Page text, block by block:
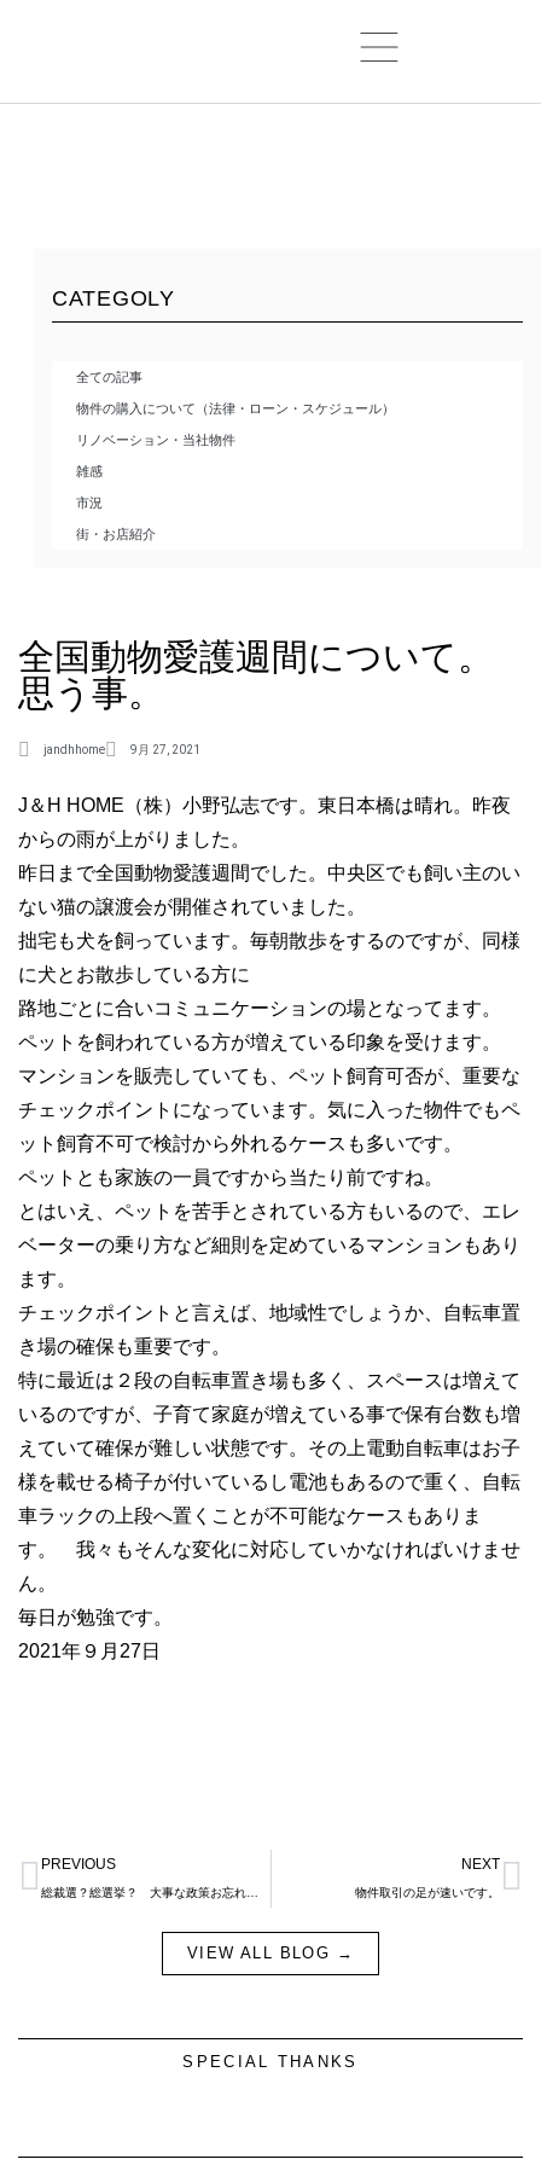
全国動物愛護週間について。
思う事。
jandhhome 9月 27, 2021
J＆H HOME（株）小野弘志です。東日本橋は晴れ。昨夜
からの雨が上がりました。
昨日まで全国動物愛護週間でした。中央区でも飼い主のい
ない猫の譲渡会が開催されていました。
拙宅も犬を飼っています。毎朝散歩をするのですが、同様
に犬とお散歩している方に
路地ごとに合いコミュニケーションの場となってます。
ペットを飼われている方が増えている印象を受けます。
マンションを販売していても、ペット飼育可否が、重要な
チェックポイントになっています。気に入った物件でもペ
ット飼育不可で検討から外れるケースも多いです。
ペットとも家族の一員ですから当たり前ですね。
とはいえ、ペットを苦手とされている方もいるので、エレ
ベーターの乗り方など細則を定めているマンションもあり
ます。
チェックポイントと言えば、地域性でしょうか、自転車置
き場の確保も重要です。
特に最近は２段の自転車置き場も多く、スペースは増えて
いるのですが、子育て家庭が増えている事で保有台数も増
えていて確保が難しい状態です。その上電動自転車はお子
様を載せる椅子が付いているし電池もあるので重く、自転
車ラックの上段へ置くことが不可能なケースもありま
す。 我々もそんな変化に対応していかなければいけませ
ん。
毎日が勉強です。
2021年９月27日
CATEGOLY
全ての記事
物件の購入について（法律・ローン・スケジュール）
リノベーション・当社物件
雑感
市況
街・お店紹介
Prev
PREVIOUS NEXT
物件取引の足が速いです。
VIEW ALL BLOG →
SPECIAL THANKS